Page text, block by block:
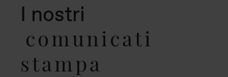
I nostri
comunicati
stampa